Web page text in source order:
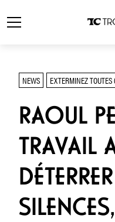
NEWS EXTERMINEZ TOUTES
RAOUL
TRAVAIL